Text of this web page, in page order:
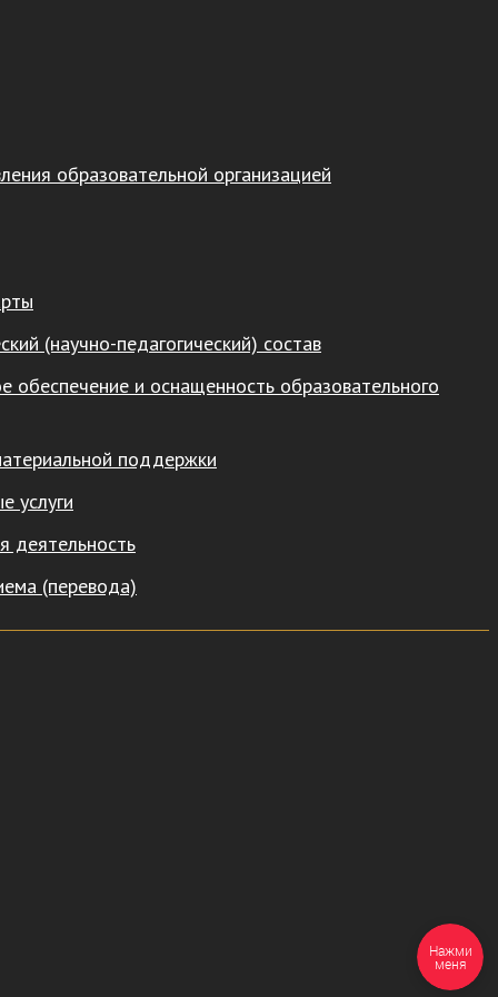
образовательной организацией
(научно-педагогический) состав
обеспечение и оснащенность образовательного
поддержки
услуги
деятельность
(перевода)
Нажми
меня